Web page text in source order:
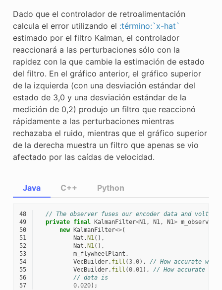
Dado que el controlador de retroalimentación
calcula el error utilizando el :término:`x-hat`
estimado por el filtro Kalman, el controlador
reaccionará a las perturbaciones sólo con la
rapidez con la que cambie la estimación de estado
del filtro. En el gráfico anterior, el gráfico superior
de la izquierda (con una desviación estándar del
estado de 3,0 y una desviación estándar de la
medición de 0,2) produjo un filtro que reaccionó
rápidamente a las perturbaciones mientras
rechazaba el ruido, mientras que el gráfico superior
de la derecha muestra un filtro que apenas se vio
afectado por las caídas de velocidad.
Java
48
// The observer fuses our encoder data and
49
private final KalmanFilter<N1, N1, N1> m_observer
50
new KalmanFilter<>(
51
Nat . N1(),
52
Nat . N1(),
53
m_flywheelPlant ,
54
VecBuilder. fill (3.0),
// How accurate we
55
VecBuilder. fill (0.01),
// How accurate we
56
// data is
57
0.020);
C++ Python